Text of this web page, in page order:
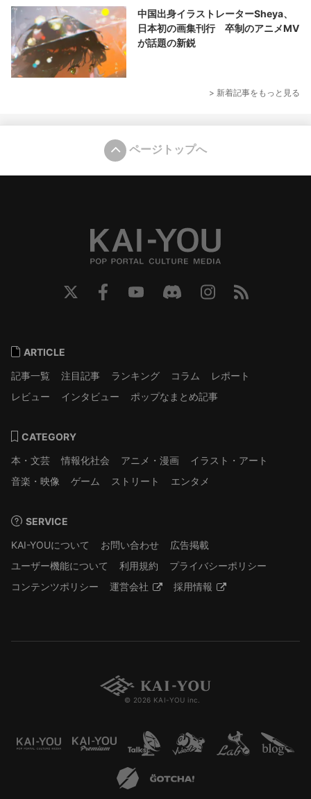
中国出身イラストレーターSheya、
日本初の画集刊行 卒制のアニメMV
が話題の新鋭
> 新着記事をもっと見る
ページトップへ
ARTICLE
記事一覧
注目記事 ランキング コラム
レポート
レビュー
インタビュー ポップなまとめ記事
CATEGORY
本・文芸
情報化社会 アニメ・漫画
イラスト・アート
音楽・映像
ゲーム ストリート エンタメ
SERVICE
KAI-YOUについて
お問い合わせ
広告掲載
ユーザー機能について
利用規約
プライバシーポリシー
コンテンツポリシー
運営会社 採用情報
© 2026 KAI-YOU inc.